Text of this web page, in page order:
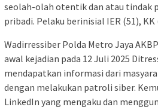
seolah-olah otentik dan atau tindak
pribadi. Pelaku berinisial IER (51), KK
Wadirressiber Polda Metro Jaya
awal kejadian pada 12 Juli 2025
mendapatkan informasi dari
dengan melakukan patroli siber.
LinkedIn yang mengaku dan